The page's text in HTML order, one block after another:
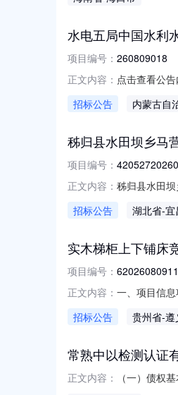
水电五局中国水利
项目编号： 260809018
正文内容： 点击查看公
招标公告
内蒙古自
秭归县水田坝乡马
项目编号：
正文内容： 秭归县水田
招标公告 湖北省-宜
实木梯柜上下铺床
项目编号：
正文内容： 一、项目信
学校用品;
招标公告 贵州省-遵
常熟中以检测认证
正文内容：
（一）债权